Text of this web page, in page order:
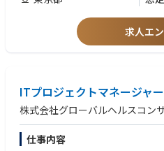
アプリケーションの中核機能の実装
しております。なお、同社が自社開
クトが評価され日本経済新聞「活躍
◤プロジェクトの魅力◢
・ビジネスインパクトの大きい分析
・プロフィットセンターとしてのデ
成果を出せる
・強いコネクションと高難度な課題解
高めていく、それを楽しみながら牽
創出支援部門メンバーマネジメント
企業・自治体等のカーボンクレジッ
企業・自治体等のカーボンクレジット
じて）
求人エ
ITプロジェクトマネージャー
株式会社グローバルヘルスコン
仕事内容